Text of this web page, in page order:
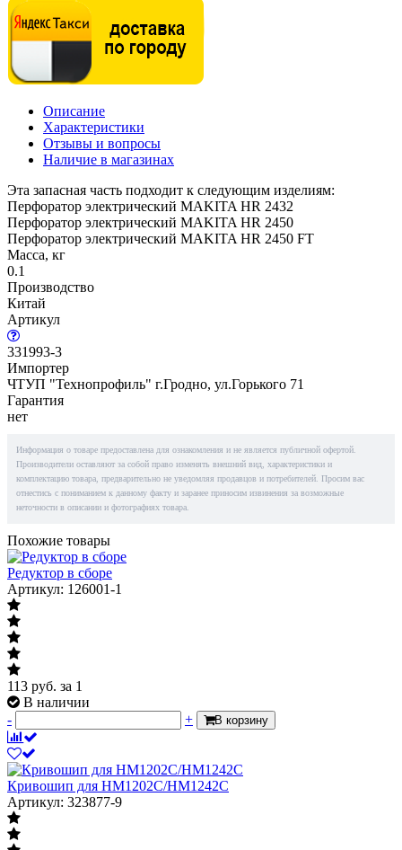
Описание
Характеристики
Отзывы и вопросы
Наличие в магазинах
Эта запасная часть подходит к следующим изделиям:
Перфоратор электрический MAKITA HR 2432
Перфоратор электрический MAKITA HR 2450
Перфоратор электрический MAKITA HR 2450 FT
Масса, кг
0.1
Производство
Китай
Артикул
331993-3
Импортер
ЧТУП "Технопрофиль" г.Гродно, ул.Горького 71
Гарантия
нет
Информация о товаре предоставлена для ознакомления и не является публичной офертой.
Производители оставляют за собой право изменять внешний вид, характеристики и
комплектацию товара, предварительно не уведомляя продавцов и потребителей. Просим вас
отнестись с пониманием к данному факту и заранее приносим извинения за возможные
неточности в описании и фотографиях товара.
Похожие товары
Редуктор в сборе
Артикул: 126001-1
113 руб. за 1
В наличии
-
+ В корзину
Кривошип для HM1202C/HM1242C
Артикул: 323877-9